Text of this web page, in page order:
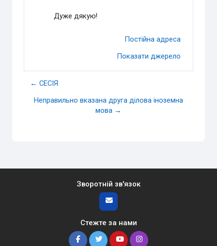
Дуже дякую!
Постійна адреса
Показати джерело
← СЕСІЯ
Неправильно вказана друга ділова іноземна
мова →
Зворотній зв'язок
Стежте за нами